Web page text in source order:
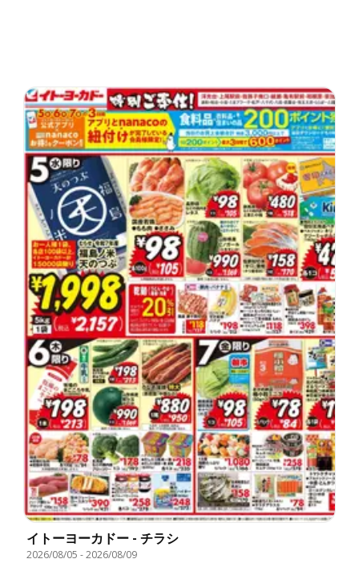
イトーヨーカドー - チラシ
2026/08/05 -2026/08/09